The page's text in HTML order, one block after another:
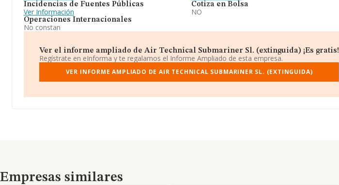
Incidencias de Fuentes Públicas
Ver Información
Operaciones Internacionales
No constan
Cotiza en Bolsa
NO
Ver el informe ampliado de Air Technical Submariner Sl. (extinguida) ¡Es gratis!
Regístrate en eInforma y te regalamos el Informe Ampliado de esta empresa.
VER INFORME AMPLIADO DE AIR TECHNICAL SUBMARINER SL. (EXTINGUIDA)
Empresas similares
Empresas similares